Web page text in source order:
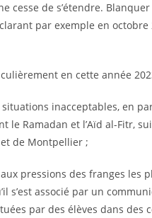
cesse de s’étendre.
par exemple en octobre
en cette année
inacceptables, en
le Ramadan et l’Aïd al-Fitr,
de Montpellier ;
pressions des franges les
s’est associé par un
par des élèves dans des